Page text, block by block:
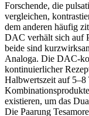
Forschende, die
vergleichen,
dem anderen häufig
DAC verhält sich auf
beide sind
Analoga. Die DAC-
kontinuierlicher
Halbwertszeit auf 5–8
existieren, um das
Die Paarung